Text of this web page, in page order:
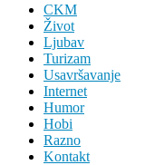
CKM
Život
Ljubav
Turizam
Usavršavanje
Internet
Humor
Hobi
Razno
Kontakt